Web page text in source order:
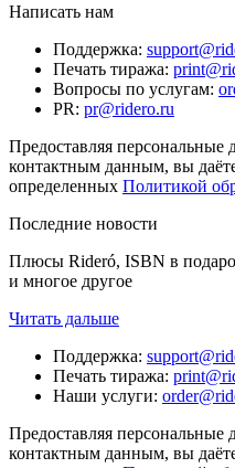
Написать нам
Поддержка:
Печать тиража:
Вопросы по услугам:
PR: pr@ridero.ru
Предоставляя
контактным данным, вы
определенных Политикой
Последние новости
Плюсы Rideró, ISBN в
и многое другое
Читать дальше
Поддержка:
Печать тиража:
Наши услуги:
Предоставляя
контактным данным, вы